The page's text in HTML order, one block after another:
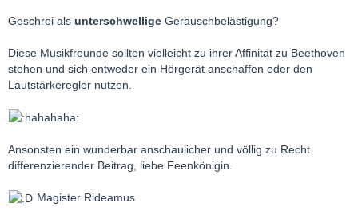
Geschrei als unterschwellige Geräuschbelästigung?
Diese Musikfreunde sollten vielleicht zu ihrer Affinität zu Beethoven
stehen und sich entweder ein Hörgerät anschaffen oder den
Lautstärkeregler nutzen.
Ansonsten ein wunderbar anschaulicher und völlig zu Recht
differenzierender Beitrag, liebe Feenkönigin.
Magister Rideamus